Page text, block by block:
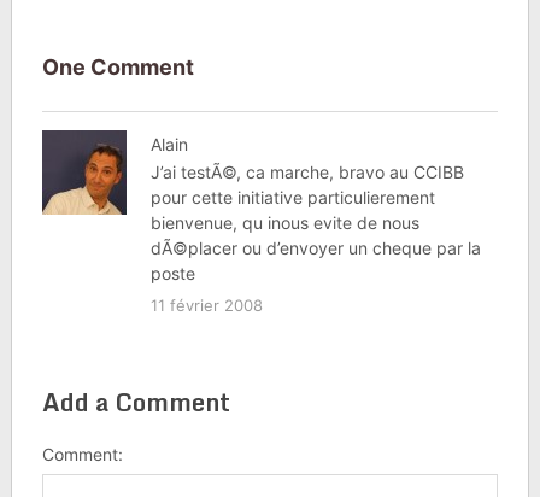
One Comment
Alain
J’ai testÃ©, ca marche, bravo au CCIBB
pour cette initiative particulierement
bienvenue, qu inous evite de nous
dÃ©placer ou d’envoyer un cheque par la
poste
11 février 2008
Add a Comment
Comment: